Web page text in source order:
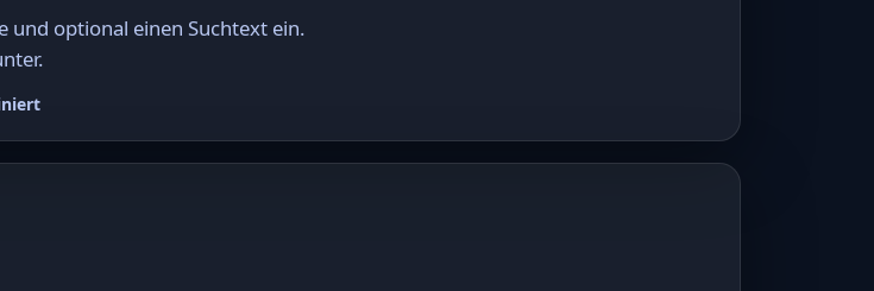
und optional einen Suchtext ein.